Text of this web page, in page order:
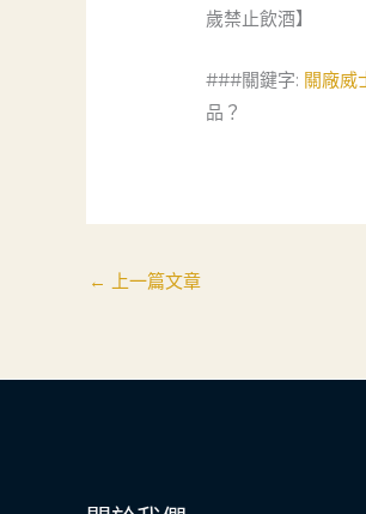
歲禁止飲酒】
###關鍵字: 關廠威
品？
← 上一篇文章